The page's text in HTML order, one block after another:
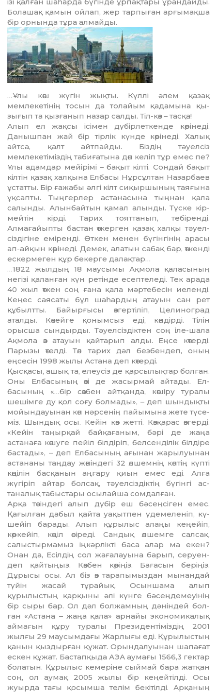
ізі қалған шаһарда бүгінде ұрпақтары ұрандайды.
Бо­лашақ қамын ойлап, жер тар­пы­ған арғымақша
бір орнында тұра алмайды.
…Ұлы көш жүгін жықты. Күл­лі әлем қазақ
мемлекетінің то­сын да толайым қадамына қы­
зығып та қызғанып назар салды. Тіл-көз – тасқа!
Алып ел жақсы ісімен дүбір­лет­кенде көрінеді.
Данышпан жай бір тірлік күнде көрінеді. Ха­лық
айтса, қалт айтпайды. Біз­дің тәуелсіз
мемлекетіміздің табиғатына дөп келіп тұр емес пе?
Ұлы адамдар мейірімі – ба­қыт кілті. Сондай бақыт
кілтін қа­зақ халқына Елбасы Нұрсұл­тан Назарбаев
ұстатты. Бір ғажабы әл­гі кілт сиқыршының таяғына
ұқсапты. Тыңгерлер астанасына тың­нан қала
салынды. Алын­бай­тын қамал алынды. Түске кір­
мейтін кірді. Тарих тоят­та­нып, тебіренді.
Алмағайыпты бас­тан өткерген қазақ халқы тәуел­
сіздігіне еміренді. Өткен ме­нен бүгінгінің арасы
ап-ай­қын көрінеді. Демек, алатын са­бақ бар, өткенді
ескермеген құр бекерге далақтар…
…1822 жылдың 18 маусымы Ақ­мола қаласының
негізі қа­ланған күн ретінде есептеледі. Тек арада
40 жыл өткен соң ғана қа­ла мәртебесін иеленді.
Кеңес сая­саты бұл шаһардың атауын сан рет
құбылтты. Байырғысы өз­гертіліп, Целиноград
аталды. Кө­кейге қонымсыз еді, көндірді. Ті­лін
орысша сындырды. Тәуел­сіз­діктен соң іле-шала
Ақмола өз атауын қайтарып алды. Еңсе кө­терді.
Парызы өтелді. Төл та­рих дәл безбендеп, оның
еңсесін 1998 жылы Астана деп көтерді.
Қысқасы, ашық та, елеусіз де қар­сылықтар болған.
Оны Ел­ба­сы­ның өзі де жасырмай айтады. Ел­
басының «…бір сөзбен айт­қанда, көшіру туралы
шешімге ду қол соғу болмады», – деп шын­дықты
мойындауынан көп нәр­сенің пайымына жете түсе­
міз. Шындық осы. Кейін көз жет­ті. Көзқарас өзгерді.
«Кейін таңыр­қай байқағаным, бәрі де жаңа
астанаға көшуге пейіл біл­діріп, белсенділік білдіре
бас­та­ды», – деп Елбасының ағынан жарылуынан
астананы таңдау жө­ніндегі 32 өлшемнің көптің күпті
көңілін басқанын аңғару қиын емес еді. Алға
жүгіріп ай­тар болсақ, тәуелсіздіктің бүгінгі ас­
таналық табыстары осылайша сомдалған.
Арқа төсіндегі алып дүбір еш бәсеңсіген емес.
Қағылған дабыл қайта уақытпен үдемеленіп, кү­
шейіп барады. Алып құрылыс алаңы кеңейіп,
көркейіп, көңіл өсі­реді. Сандық өлшемге салсақ,
салыстырмамыз іңкәрлікті баса алар ма екен?
Онан да, Есілдің сол жағалауына барып, серуен­
деп қайтыңыз. Көзбен көріңіз. Бағасын беріңіз.
Дұрысы осы. Ал біз өз тарапымыздан мынандай
түйін жасай тұрайық. Осыншама алып
құрылыстың қарқыны әлі күнге бәсеңдемеуінің
бір сыры бар. Ол дәл болжамның дәніндей бол­
ған «Астана – жаңа қала» ар­найы экономикалық
аймағын құру туралы Президентіміздің 2001
жылғы 29 маусымдағы Жар­лығы еді. Құрылыстың
қанын қыз­дырған құжат. Орын­далуы­нан шапағат
ескен құжат. Бас­тап­қыда АЭА аумағы 1566,3 гек­тар
болатын. Құрылыс кеме­рі­не сыймай бара жатқан
соң, ол аумақ 2005 жылы бір кеңейтілді. Осы
жуырда тағы қосымша те­лім бекітілді. Арқаның